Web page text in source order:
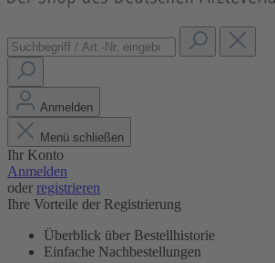
Anmelden
Menü schließen
Ihr Konto
Anmelden
oder registrieren
Ihre Vorteile der Registrierung
Überblick über Bestellhistorie
Einfache Nachbestellungen